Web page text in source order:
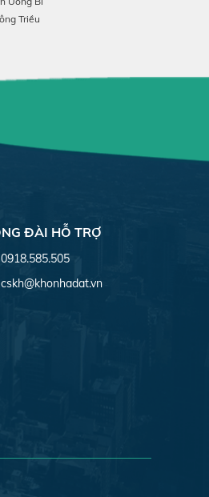
Triều
ĐÀI HỖ TRỢ
0918.585.505
cskh@khonhadat.vn